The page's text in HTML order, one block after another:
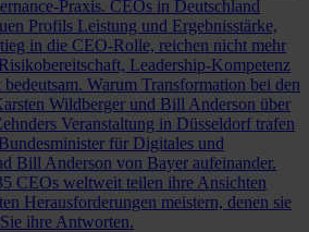
Praxis. CEOs in Deutschland
Profils Leistung und Ergebnisstärke,
in die CEO-Rolle, reichen nicht mehr
Leadership-Kompetenz
Warum Transformation bei den
Wildberger und Bill Anderson über
Veranstaltung in Düsseldorf trafen
für Digitales und
Bill Anderson von Bayer aufeinander.
CEOs weltweit teilen ihre Ansichten
Herausforderungen meistern, denen sie
ihre Antworten.